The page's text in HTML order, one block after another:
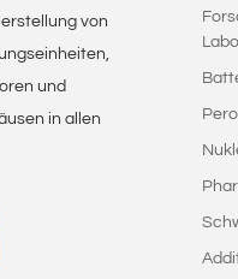
von
und
in allen